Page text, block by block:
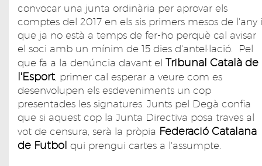
convocar una junta ordinària per aprovar els
comptes del 2017 en els sis primers mesos de l'any i
que ja no està a temps de fer-ho perquè cal avisar
el soci amb un mínim de 15 dies d'antel·lació. Pel
que fa a la denúncia davant el Tribunal Català de
l'Esport, primer cal esperar a veure com es
desenvolupen els esdeveniments un cop
presentades les signatures. Junts pel Degà confia
que si aquest cop la Junta Directiva posa traves al
vot de censura, serà la pròpia Federació Catalana
de Futbol qui prengui cartes a l'assumpte.